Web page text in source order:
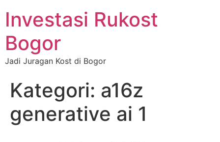
Investasi Rukost
Bogor
Jadi Juragan Kost di Bogor
Kategori: a16z
generative ai 1